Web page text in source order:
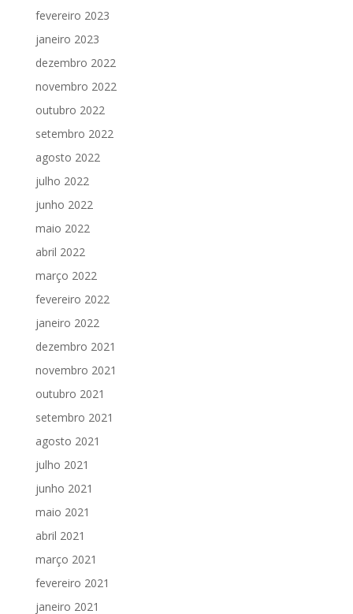
fevereiro 2023
janeiro 2023
dezembro 2022
novembro 2022
outubro 2022
setembro 2022
agosto 2022
julho 2022
junho 2022
maio 2022
abril 2022
março 2022
fevereiro 2022
janeiro 2022
dezembro 2021
novembro 2021
outubro 2021
setembro 2021
agosto 2021
julho 2021
junho 2021
maio 2021
abril 2021
março 2021
fevereiro 2021
janeiro 2021